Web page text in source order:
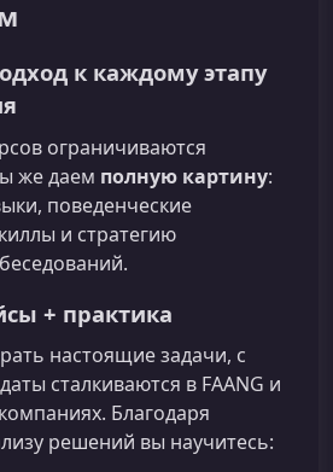
к каждому этапу
ограничиваются
же даем полную картину:
поведенческие
и стратегию
+ практика
настоящие задачи, с
сталкиваются в FAANG и
Благодаря
решений вы научитесь: